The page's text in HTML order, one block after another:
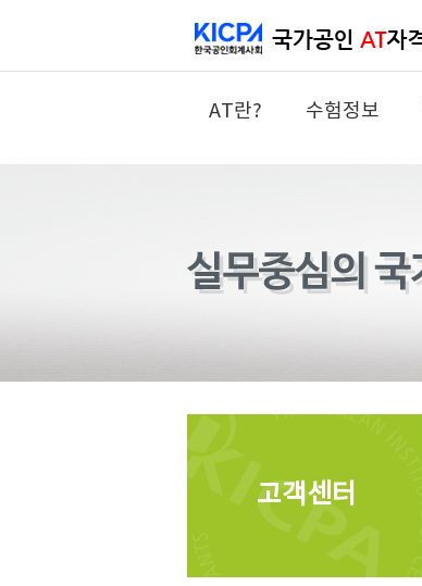
AT란? 수험정보
고객센터